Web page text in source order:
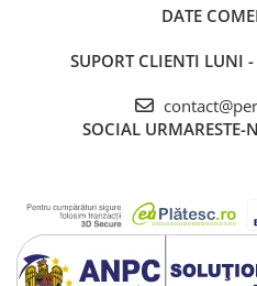
DATE
SUPORT CLIENTI LUNI
SOCIAL URMARESTE-